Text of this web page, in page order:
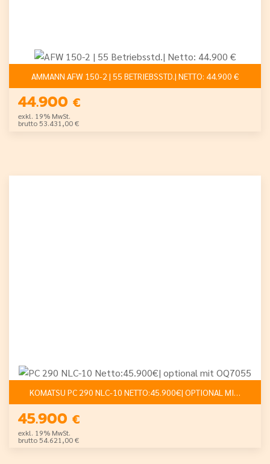
AMMANN AFW 150-2 | 55 BETRIEBSSTD.| NETTO: 44.900 €
44.900 €
exkl. 19% MwSt.
brutto 53.431,00 €
KOMATSU PC 290 NLC-10 NETTO:45.900€| OPTIONAL MIT
45.900 €
exkl. 19% MwSt.
brutto 54.621,00 €